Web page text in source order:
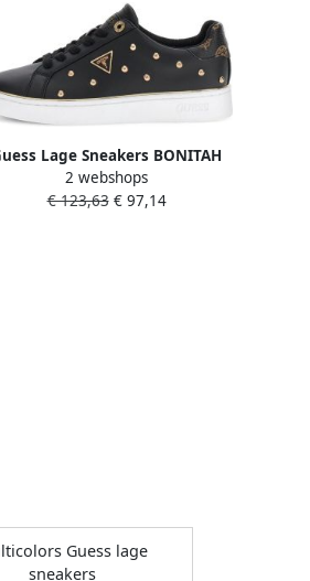
Lage Sneakers BONITAH
FLPBON ELE12
2 webshops
€ 123,63€ 97,14
Guess lage
sneakers